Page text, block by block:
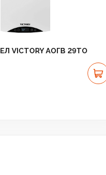
VICTORY АОГВ 29TO